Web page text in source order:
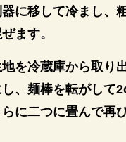
に移して冷まし、
ます。
地を冷蔵庫から取り
、麺棒を転がして
に二つに畳んで再